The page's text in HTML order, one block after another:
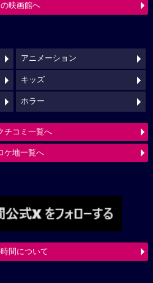
映画館へ
アニメーション
キッズ
ホラー
チコミ一覧へ
ケ地一覧へ
間について